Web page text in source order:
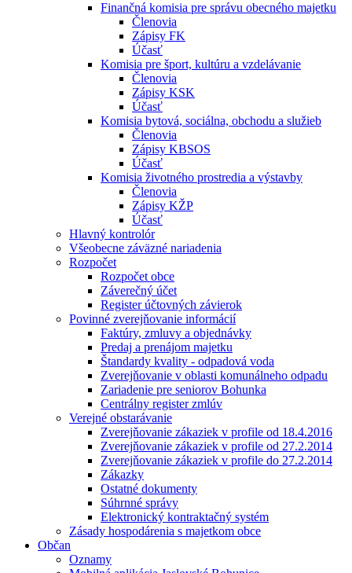
Finančná komisia pre správu obecného majetku
Členovia
Zápisy FK
Účasť
Komisia pre šport, kultúru a vzdelávanie
Členovia
Zápisy KSK
Účasť
Komisia bytová, sociálna, obchodu a služieb
Členovia
Zápisy KBSOS
Účasť
Komisia životného prostredia a výstavby
Členovia
Zápisy KŽP
Účasť
Hlavný kontrolór
Všeobecne záväzné nariadenia
Rozpočet
Rozpočet obce
Záverečný účet
Register účtovných závierok
Povinné zverejňovanie informácií
Faktúry, zmluvy a objednávky
Predaj a prenájom majetku
Štandardy kvality - odpadová voda
Zverejňovanie v oblasti komunálneho odpadu
Zariadenie pre seniorov Bohunka
Centrálny register zmlúv
Verejné obstarávanie
Zverejňovanie zákaziek v profile od 18.4.2016
Zverejňovanie zákaziek v profile od 27.2.2014
Zverejňovanie zákaziek v profile do 27.2.2014
Zákazky
Ostatné dokumenty
Súhrnné správy
Elektronický kontraktačný systém
Zásady hospodárenia s majetkom obce
Občan
Oznamy